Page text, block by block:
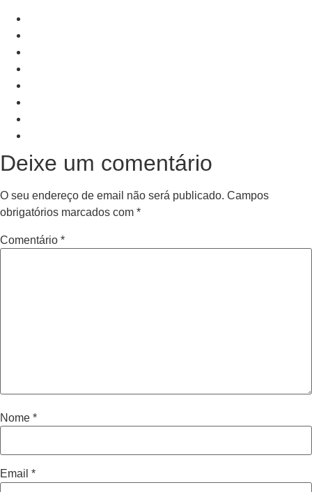
Deixe um comentário
O seu endereço de email não será publicado. Campos
obrigatórios marcados com *
Comentário *
Nome *
Email *